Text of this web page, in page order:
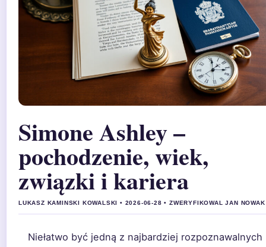
Simone Ashley –
pochodzenie, wiek,
związki i kariera
LUKASZ KAMINSKI KOWALSKI • 2026-06-28 • ZWERYFIKOWAL JAN NOWAK
Niełatwo być jedną z najbardziej rozpoznawalnych